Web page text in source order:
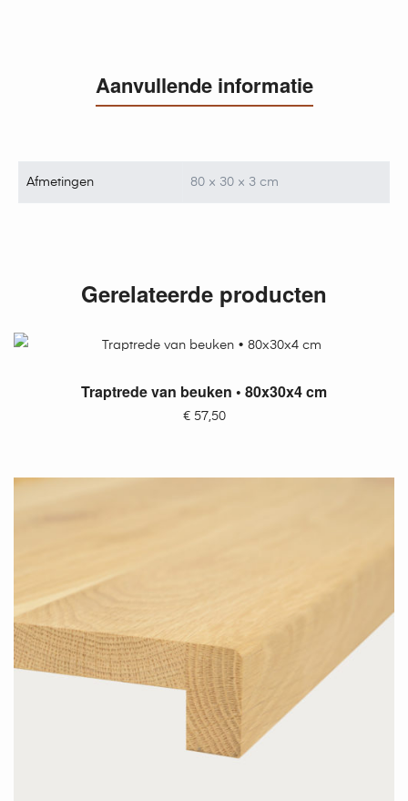
Aanvullende informatie
Afmetingen 80 × 30 × 3 cm
Gerelateerde producten
TOEVOEGEN AAN WINKELWAGEN
Traptrede van beuken • 80x30x4 cm
€57,50